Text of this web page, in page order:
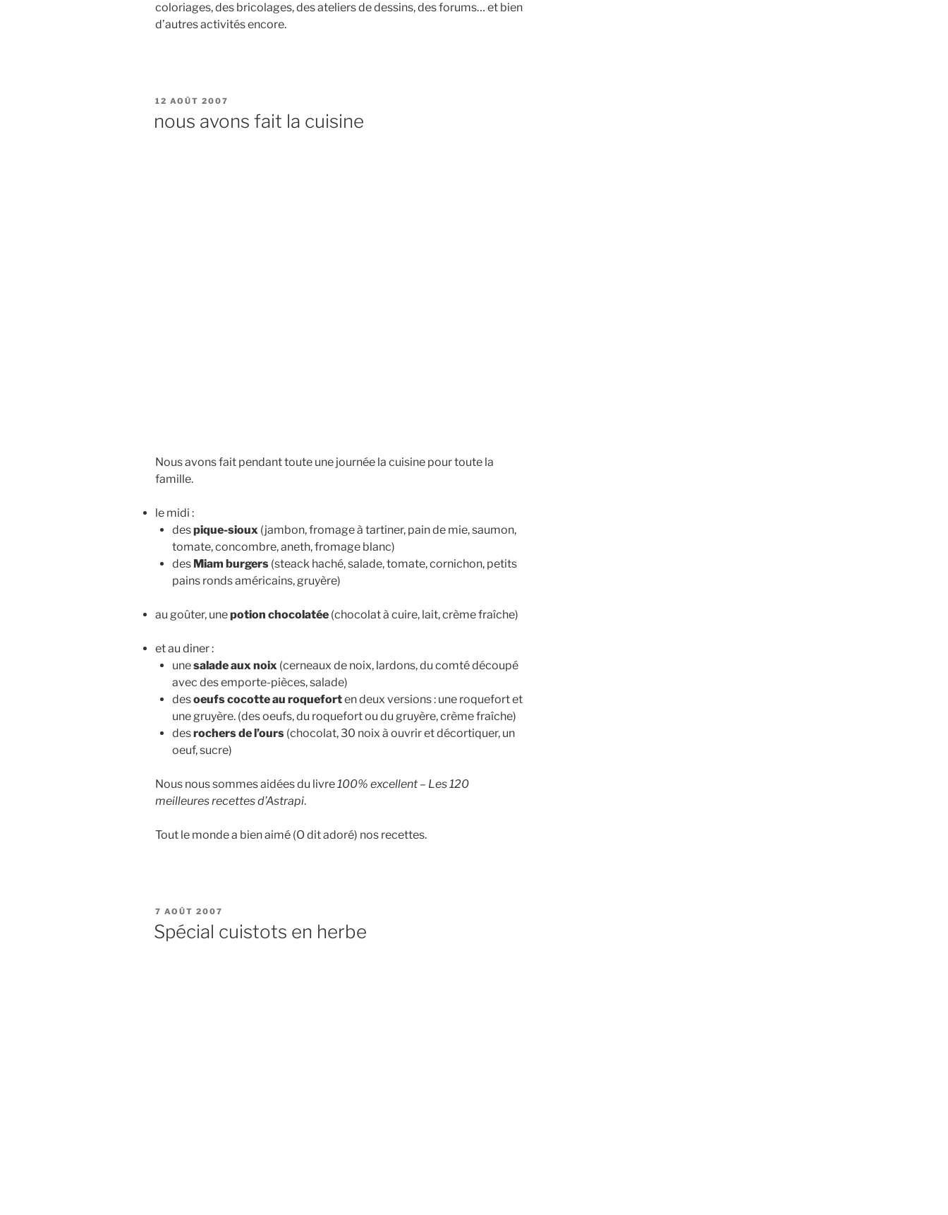
coloriages, des bricolages, des ateliers de dessins, des forums… et bien
d’autres activités encore.
P
B
12 AOÛT 2007
nous avons fait la cuisine
Nous avons fait pendant toute une journée la cuisine pour toute la
famille.
le midi :
despique-sioux (jambon, fromage à tartiner, pain de mie, saumon,
tomate, concombre, aneth, fromage blanc)
des Miam burgers (steack haché, salade, tomate, cornichon, petits
pains ronds américains, gruyère)
au goûter, unepotion chocolatée (chocolat à cuire, lait, crème fraîche)
et au diner :
unesalade aux noix (cerneaux de noix, lardons, du comté découpé
avec des emporte-pièces, salade)
desoeufs cocotte au roqueforten deux versions : une roquefort et
une gruyère. (des oeufs, du roquefort ou du gruyère, crème fraîche)
desrochers de l’ours (chocolat, 30 noix à ouvrir et décortiquer, un
oeuf, sucre)
Nous nous sommes aidées du livre100% excellent – Les 120
meilleures recettes d’Astrapi.
Tout le monde a bien aimé (O dit adoré) nos recettes.
P
U
B
7 AOÛT 2007
Spécial cuistots en herbe